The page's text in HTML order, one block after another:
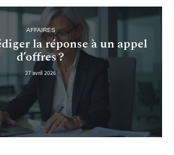
AFFAIRES
la réponse à un appel
d’offres ?
27 avril 2026